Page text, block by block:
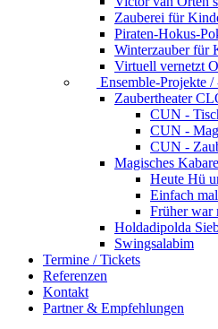
Zauberei für
Piraten-Hokus-
Winterzauber für
Virtuell vernetzt
Ensemble-Projekte /
Zaubertheater
CUN -
CUN -
CUN -
Magisches
Heute Hü
Einfach
Früher war
Holdadipolda
Swingsalabim
Termine / Tickets
Referenzen
Kontakt
Partner & Empfehlungen